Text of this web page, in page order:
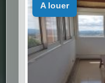
a louer